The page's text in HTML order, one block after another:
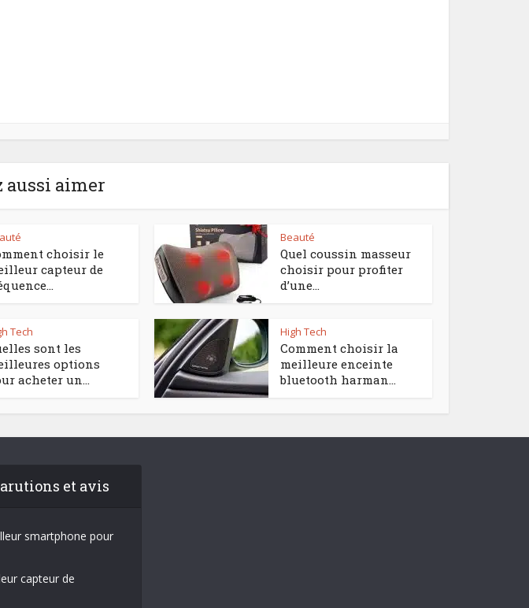
aussi aimer
choisir le
capteur de
Beauté
Quel coussin masseur
choisir pour profiter
d’une...
Tech
sont les
options
acheter un...
High Tech
Comment choisir la
meilleure enceinte
bluetooth harman...
et avis
smartphone pour
capteur de